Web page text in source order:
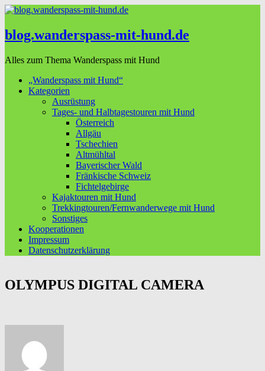
blog.wanderspass-mit-hund.de
Alles zum Thema Wanderspass mit Hund
„Wanderspass mit Hund“
Kategorien
Ausrüstung
Tages- und Halbtagestouren mit Hund
Österreich
Allgäu
Tschechien
Altmühltal
Bayerischer Wald
Fränkische Schweiz
Fichtelgebirge
Kajaktouren mit Hund
Trekkingtouren/Fernwanderwege mit Hund
Sonstiges
Kooperationen
Impressum
Datenschutzerklärung
OLYMPUS DIGITAL CAMERA